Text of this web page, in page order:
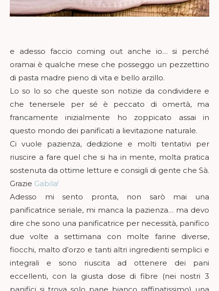
e adesso faccio coming out anche io… si perché
oramai è qualche mese che posseggo un pezzettino
di pasta madre pieno di vita e bello arzillo.
Lo so lo so che queste son notizie da condividere e
che tenersele per sé è peccato di omertà, ma
francamente inizialmente ho zoppicato assai in
questo mondo dei panificati a lievitazione naturale.
Ci vuole pazienza, dedizione e molti tentativi per
riuscire a fare quel che si ha in mente, molta pratica
sostenuta da ottime letture e consigli di gente che Sà.
Grazie Gabila!
Adesso mi sento pronta, non sarò mai una
panificatrice seriale, mi manca la pazienza… ma devo
dire che sono una panificatrice per necessità, panifico
due volte a settimana con molte farine diverse,
fiocchi, malto d’orzo e tanti altri ingredienti semplici e
integrali e sono riuscita ad ottenere dei pani
eccellenti, con la giusta dose di fibre (nei nostri 3